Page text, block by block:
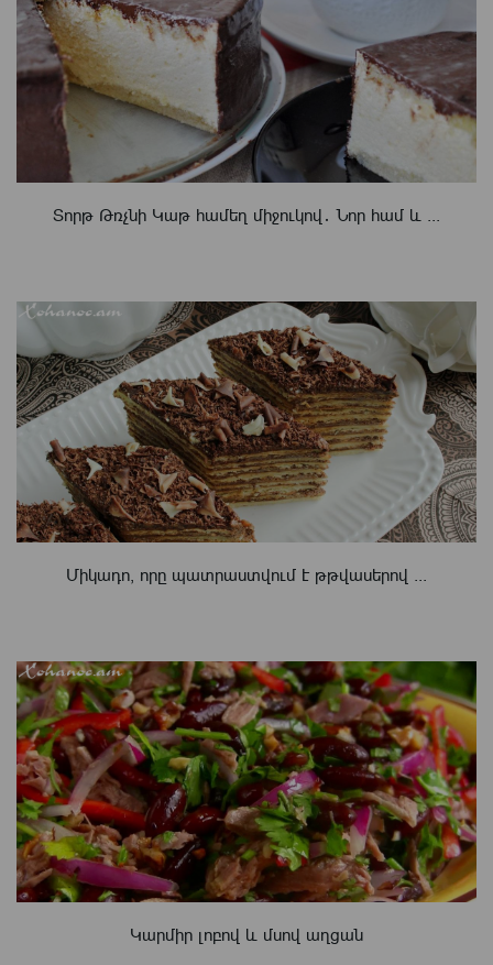
Տորթ Թռչնի Կաթ համեղ միջուկով․ Նոր համ և ...
Միկադո, որը պատրաստվում է թթվասերով ...
Կարմիր լոբով և մսով աղցան